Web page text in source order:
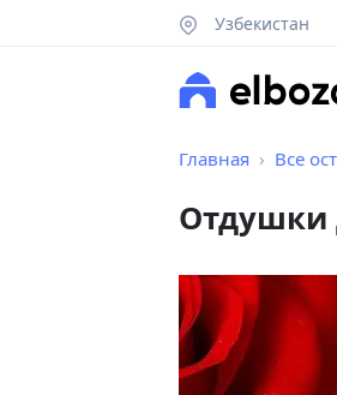
Узбекистан
Главная Все
Отдушки